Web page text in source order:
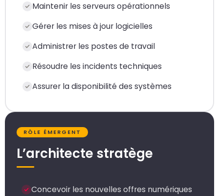
Maintenir les serveurs opérationnels
Gérer les mises à jour logicielles
Administrer les postes de travail
Résoudre les incidents techniques
Assurer la disponibilité des systèmes
RÔLE ÉMERGENT
L’architecte stratège
Concevoir les nouvelles offres numériques